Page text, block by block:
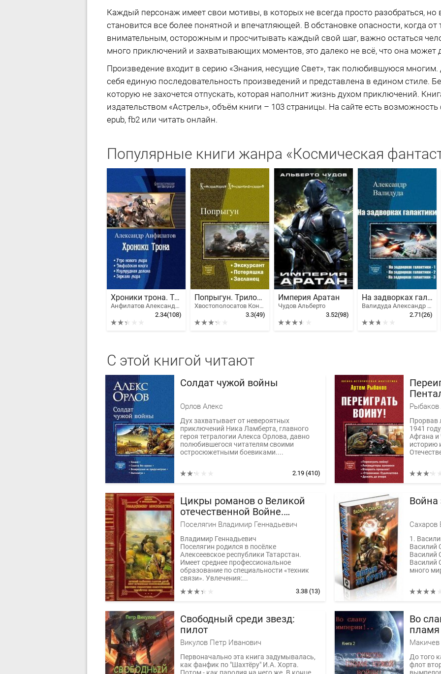
Каждый персонаж имеет свои мотивы, в которых не всегда просто разобраться, но
становится все более понятной и впечатляющей. В обстановке опасности, когда от
внимательным, осторожным и просчитывать каждый свой шаг, важно остаться
много приключений и захватывающих моментов, это далеко не всё, что она может
Произведение входит в серию «Знания, несущие Свет», так полюбившуюся многим.
себя единую последовательность произведений и представлена в едином стиле.
которую не захочется отпускать, которая наполнит жизнь духом приключений.
издательством «Астрель», объём книги – 103 страницы. На сайте есть возможность
epub, fb2 или читать онлайн.
Популярные книги жанра «Космическая
Хроники трона. Тетралогия
Анфилатов Александр Николаевич
2.34(108)
Попрыгун. Трилогия
Хвостополосатов Константин
3.3(49)
Империя Аратан
Чудов Альберто
3.52(98)
На задворках галактики. Трилогия
Валидуда Александр Анатольевич
2.71(26)
С этой книгой читают
Солдат чужой войны
Орлов Алекс
Дух захватывает от невероятных
приключений Ника Ламберта, главного
героя тетралогии Алекса Орлова, давно
полюбившегося читателям своими
остросюжетными боевиками....
2.19 (410)
Рыбаков
Прорвав
1941
Афгана и
историю
Цикры романов о Великой
отечественной Войне.
Компиляция. Книги 1-37
Поселягин Владимир Геннадьевич
Владимир Геннадьевич
Поселягин родился в посёлке
Алексеевское республики Татарстан.
Имеет среднее профессиональное
образование по специальности «техник
связи». Увлечения:...
3.38 (13)
Война
Сахаров
1.
Василий
Василий
Василий
много
Свободный среди звезд:
пилот
Викулов Петр Иванович
Первоначально эта книга задумывалась,
как фанфик по "Шахтёру" И.А. Хорта.
Во
Макичев
До того
флот